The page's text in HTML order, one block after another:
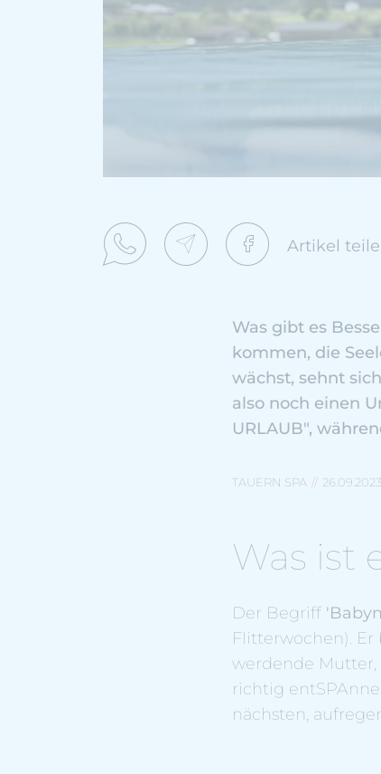
Artikel
Was gibt es
kommen, die
wächst, sehnt
also noch einen
URLAUB",
TAUERN SPA 26.09.2023
Was ist
Der Begriff
Flitterwochen). Er
werdende Mutter,
richtig
nächsten,